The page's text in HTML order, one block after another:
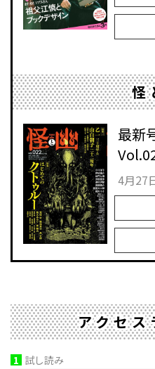
怪
最新
4月27
アクセ
1 試し読み